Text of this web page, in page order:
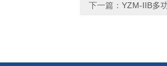
下一篇： YZM-IIB多